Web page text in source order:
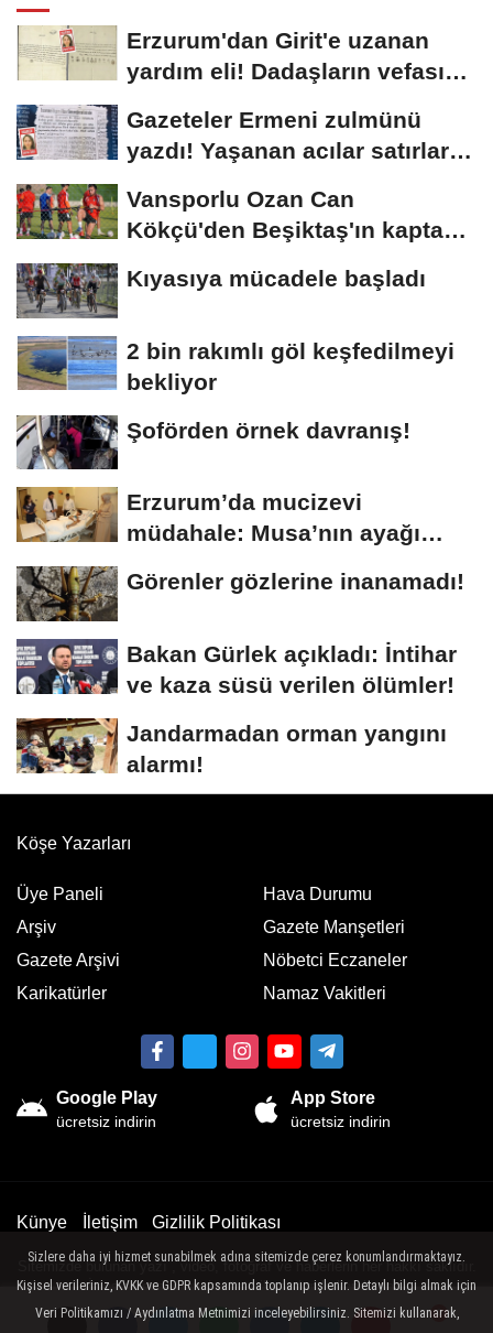
Erzurum'dan Girit'e uzanan
yardım eli! Dadaşların vefası
Gazeteler Ermeni zulmünü
yazdı! Yaşanan acılar satırlara
Vansporlu Ozan Can
Kökçü'den Beşiktaş'ın kaptanı
Kıyasıya mücadele başladı
2 bin rakımlı göl keşfedilmeyi
bekliyor
Şoförden örnek davranış!
Erzurum’da mucizevi
müdahale: Musa’nın ayağı
Görenler gözlerine inanamadı!
Bakan Gürlek açıkladı: İntihar
ve kaza süsü verilen ölümler!
Jandarmadan orman yangını
alarmı!
Köşe Yazarları
Üye Paneli
Arşiv
Gazete Arşivi
Karikatürler
Hava Durumu
Gazete Manşetleri
Nöbetci Eczaneler
Namaz Vakitleri
Google Play
ücretsiz indirin
App Store
ücretsiz indirin
Künye İletişim Gizlilik Politikası
Sitemizde bulunan yazı , video, fotoğraf ve haberlerin her hakkı saklıdır.
İzinsiz veya kaynak gösterilemeden kullanılamaz.
Sizlere daha iyi hizmet sunabilmek adına sitemizde çerez konumlandırmaktayız.
Kişisel verileriniz, KVKK ve GDPR kapsamında toplanıp işlenir. Detaylı bilgi almak için
Veri Politikamızı / Aydınlatma Metnimizi inceleyebilirsiniz. Sitemizi kullanarak,